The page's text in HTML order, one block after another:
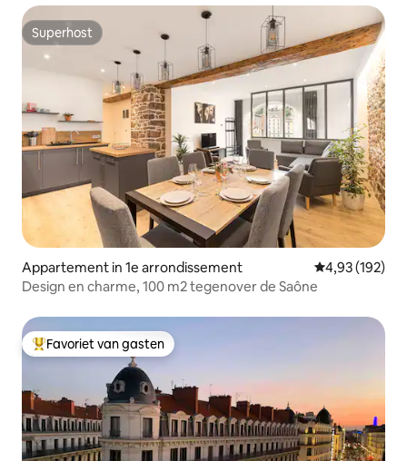
Superhost
Superhost
Appartement in 1e arrondissement Gemiddelde
4,93 (192)
Design en charme, 100 m2 tegenover de Saône
Topfavoriet van gasten
Favoriet van gasten